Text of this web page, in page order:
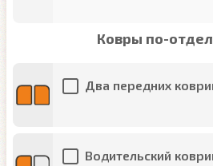
Ковры по-
Два передних
Водительский